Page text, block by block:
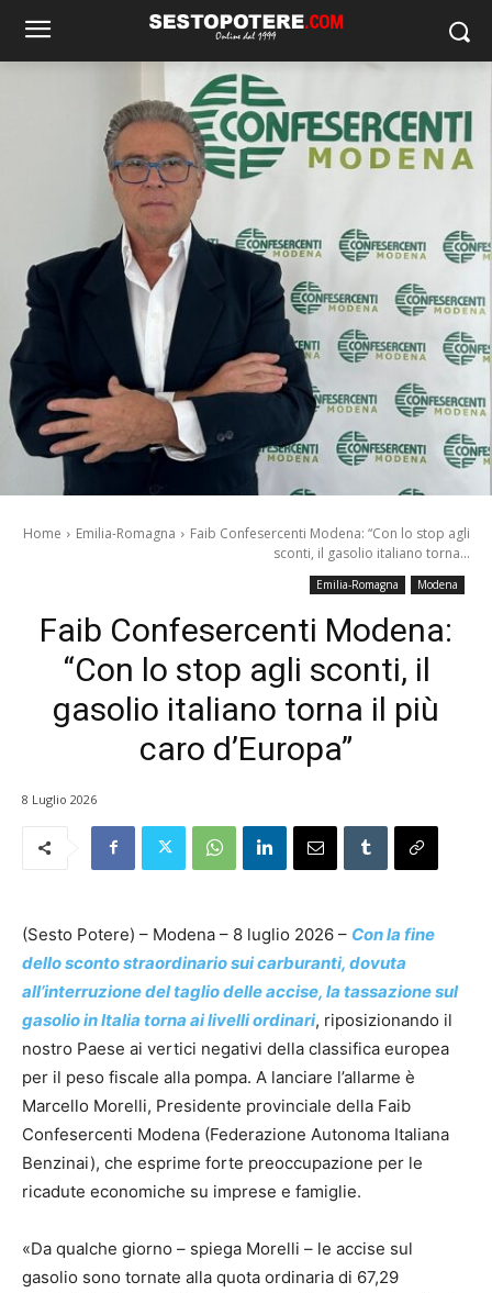
Home Emilia-Romagna
Faib Confesercenti Modena: “Con lo stop agli
sconti, il gasolio italiano torna...
Emilia-Romagna Modena
Faib Confesercenti Modena:
“Con lo stop agli sconti, il
gasolio italiano torna il più
caro d’Europa”
8 Luglio 2026
(Sesto Potere) – Modena – 8 luglio 2026 – Con la fine
dello sconto straordinario sui carburanti, dovuta
all’interruzione del taglio delle accise, la tassazione sul
gasolio in Italia torna ai livelli ordinari, riposizionando il
nostro Paese ai vertici negativi della classifica europea
per il peso fiscale alla pompa. A lanciare l’allarme è
Marcello Morelli, Presidente provinciale della Faib
Confesercenti Modena (Federazione Autonoma Italiana
Benzinai), che esprime forte preoccupazione per le
ricadute economiche su imprese e famiglie.
«Da qualche giorno – spiega Morelli – le accise sul
gasolio sono tornate alla quota ordinaria di 67,29